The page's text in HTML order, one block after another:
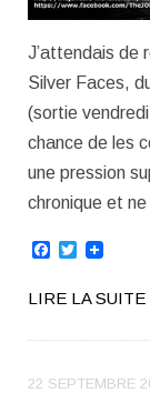
J’attendais de
Silver Faces,
(sortie
chance de les
une pression
chronique et
Facebook
Twitter
LIRE LA SUITE
22 SEPTEMBRE